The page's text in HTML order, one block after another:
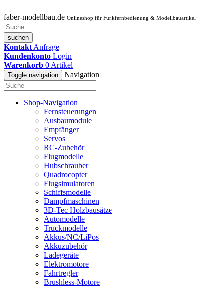
faber-modellbau.de Onlineshop für Funkfernbedienung & Modellbauartikel
suchen
Kontakt Anfrage
Kundenkonto Login
Warenkorb 0 Artikel
Toggle navigation Navigation
Shop-Navigation
Fernsteuerungen
Ausbaumodule
Empfänger
Servos
RC-Zubehör
Flugmodelle
Hubschrauber
Quadrocopter
Flugsimulatoren
Schiffsmodelle
Dampfmaschinen
3D-Tec Holzbausätze
Automodelle
Truckmodelle
Akkus/NC/LiPos
Akkuzubehör
Ladegeräte
Elektromotore
Fahrtregler
Brushless-Motore